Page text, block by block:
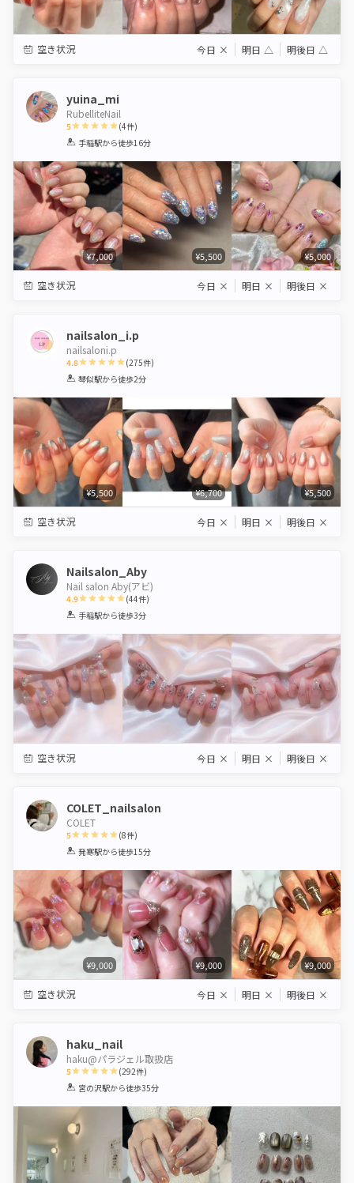
空き状況 今日 × 明日 △ 明後日 △
yuina_mi
RubelliteNail
5
1 2 3 4 5
(4件)
手稲駅から徒歩16分
¥7,000 ¥5,500 ¥5,000
空き状況 今日 × 明日 × 明後日 ×
nailsalon_i.p
nailsaloni.p
4.8
1 2 3 4 5
(275件)
琴似駅から徒歩2分
¥5,500 ¥6,700 ¥5,500
空き状況 今日 × 明日 × 明後日 ×
Nailsalon_Aby
Nail salon Aby(アビ)
4.9
1 2 3 4 5
(44件)
手稲駅から徒歩3分
空き状況 今日 × 明日 × 明後日 ×
COLET_nailsalon
COLET
5
1 2 3 4 5
(8件)
発寒駅から徒歩15分
¥9,000 ¥9,000 ¥9,000
空き状況 今日 × 明日 × 明後日 ×
haku_nail
haku@パラジェル取扱店
5
1 2 3 4 5
(292件)
宮の沢駅から徒歩35分